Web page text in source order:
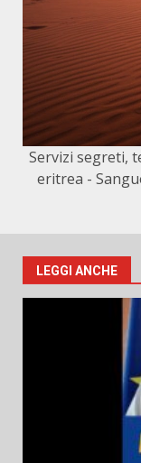
Servizi segreti,
eritrea -
LEGGI ANCHE